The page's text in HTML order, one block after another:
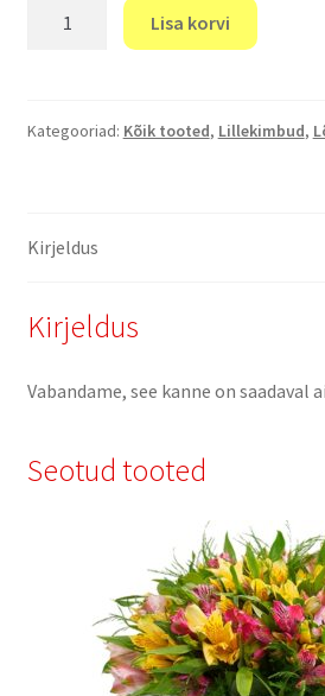
Lisa korvi
Kategooriad: Kõik tooted, Lillekimbud,
Kirjeldus
Kirjeldus
Vabandame, see kanne on saadaval
Seotud tooted